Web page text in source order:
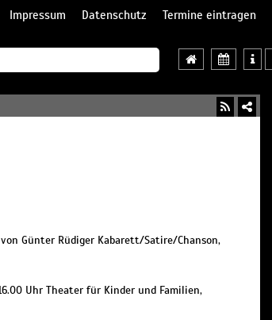
Impressum Datenschutz Termine eintragen
Günter Rüdiger Kabarett/Satire/Chanson,
Uhr Theater für Kinder und Familien,